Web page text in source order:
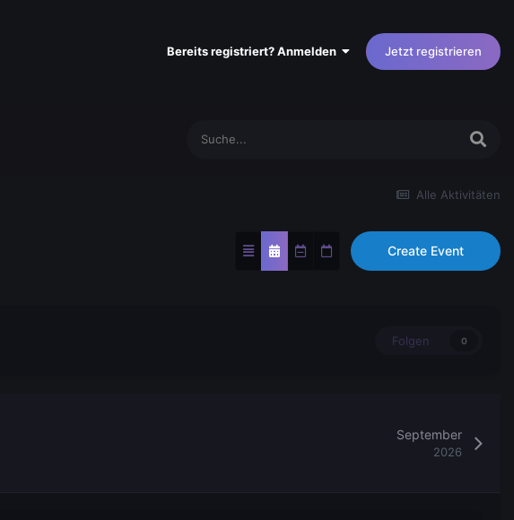
Bereits registriert? Anmelden Jetzt registrieren
Alle Aktivitäten
Create Event
Folgen 0
September
2026